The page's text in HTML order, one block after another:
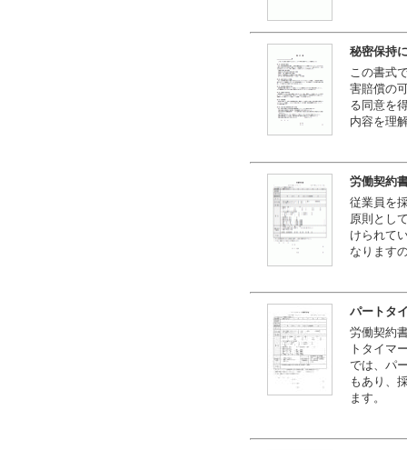
秘密保持
この書式
害賠償の
る同意を
内容を理
労働契約
従業員を
原則とし
けられて
なります
パートタ
労働契約
トタイマ
では、パ
もあり、
ます。